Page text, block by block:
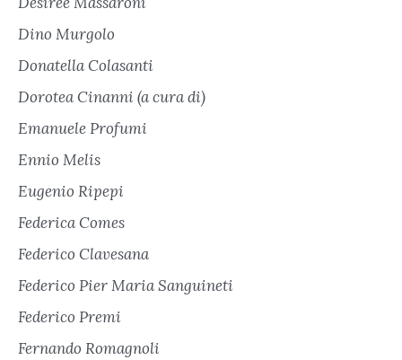
Dino Murgolo
Donatella Colasanti
Dorotea Cinanni (a cura di)
Emanuele Profumi
Ennio Melis
Eugenio Ripepi
Federica Comes
Federico Clavesana
Federico Pier Maria Sanguineti
Federico Premi
Fernando Romagnoli